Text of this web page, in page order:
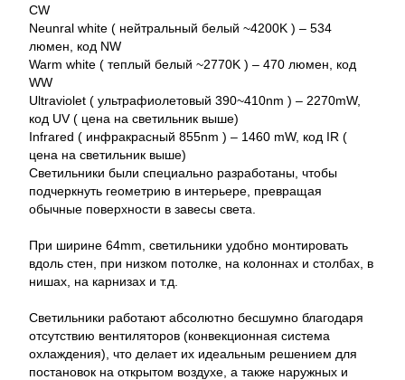
CW
Neunral white ( нейтральный белый ~4200K ) – 534
люмен, код NW
Warm white ( теплый белый ~2770K ) – 470 люмен, код
WW
Ultraviolet ( ультрафиолетовый 390~410nm ) – 2270mW,
код UV ( цена на светильник выше)
Infrared ( инфракрасный 855nm ) – 1460 mW, код IR (
цена на светильник выше)
Светильники были специально разработаны, чтобы
подчеркнуть геометрию в интерьере, превращая
обычные поверхности в завесы света.
При ширине 64mm, светильники удобно монтировать
вдоль стен, при низком потолке, на колоннах и столбах, в
нишах, на карнизах и т.д.
Светильники работают абсолютно бесшумно благодаря
отсутствию вентиляторов (конвекционная система
охлаждения), что делает их идеальным решением для
постановок на открытом воздухе, а также наружных и